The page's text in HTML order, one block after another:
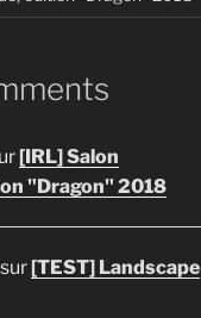
[IRL] Salon
"Dragon" 2018
[TEST] Landscape